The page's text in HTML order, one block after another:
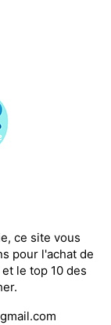
ce site vous
pour l'achat de
le top 10 des